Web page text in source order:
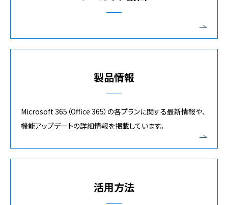
製品情報
Microsoft 365（Office 365）の各プランに関する最新情報や、
機能アップデートの詳細情報を掲載しています。
活用方法